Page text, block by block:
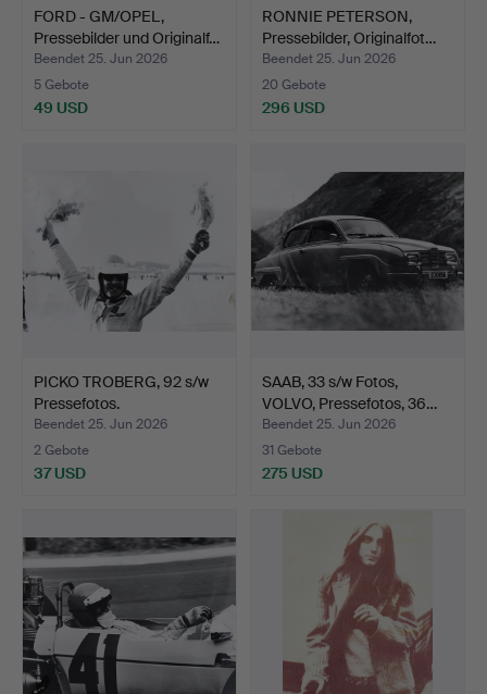
FORD - GM/OPEL,
Pressebilder und Originalf…
Beendet 25. Jun 2026
5 Gebote
49 USD
RONNIE PETERSON,
Pressebilder, Originalfot…
Beendet 25. Jun 2026
20 Gebote
296 USD
PICKO TROBERG, 92 s/w
Pressefotos.
Beendet 25. Jun 2026
2 Gebote
37 USD
SAAB, 33 s/w Fotos,
VOLVO, Pressefotos, 36…
Beendet 25. Jun 2026
31 Gebote
275 USD